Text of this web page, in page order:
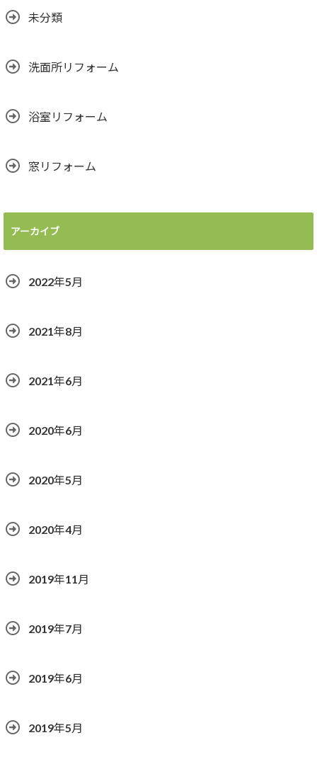
未分類
洗面所リフォーム
浴室リフォーム
窓リフォーム
アーカイブ
2022年5月
2021年8月
2021年6月
2020年6月
2020年5月
2020年4月
2019年11月
2019年7月
2019年6月
2019年5月